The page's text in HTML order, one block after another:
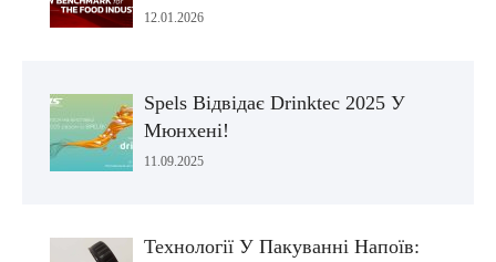
12.01.2026
Spels Відвідає Drinktec 2025 У
Мюнхені!
11.09.2025
Технології У Пакуванні Напоїв: